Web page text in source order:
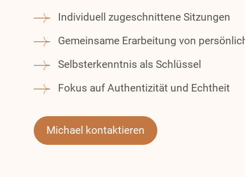
Individuell zugeschnittene Sitzungen
Gemeinsame Erarbeitung von
Selbsterkenntnis als Schlüssel
Fokus auf Authentizität und Echtheit
Michael kontaktieren